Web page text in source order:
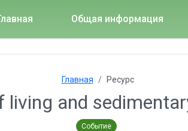
Общая информация
Главная Ресурс
living and
Событие